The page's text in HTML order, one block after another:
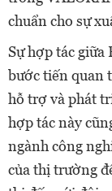
chuẩn cho sự
Sự hợp tác giữa
bước tiến quan
hỗ trợ và phát
hợp tác này
ngành công
của thị trường